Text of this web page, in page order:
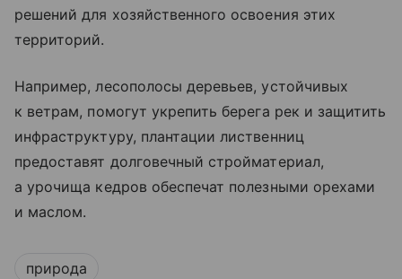
решений для хозяйственного освоения этих
территорий.
Например, лесополосы деревьев, устойчивых
к ветрам, помогут укрепить берега рек и защитить
инфраструктуру, плантации лиственниц
предоставят долговечный стройматериал,
а урочища кедров обеспечат полезными орехами
и маслом.
природа